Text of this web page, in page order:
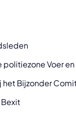
politiezone Voer
het Bijzonder